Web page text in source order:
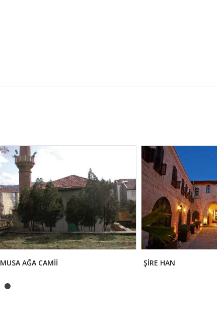
MUSA AĞA CAMİİ ŞİRE HAN